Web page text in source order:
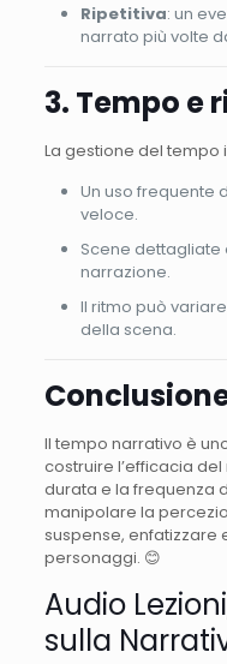
Ripetitiva: un
narrato più volte
3. Tempo e
La gestione del tempo
Un uso frequente
veloce.
Scene dettagliate
narrazione.
Il ritmo può
della scena.
Il tempo narrativo è
costruire l’efficacia
durata e la frequenza
manipolare la
suspense, enfatizzare
personaggi. 😊
Audio
sulla